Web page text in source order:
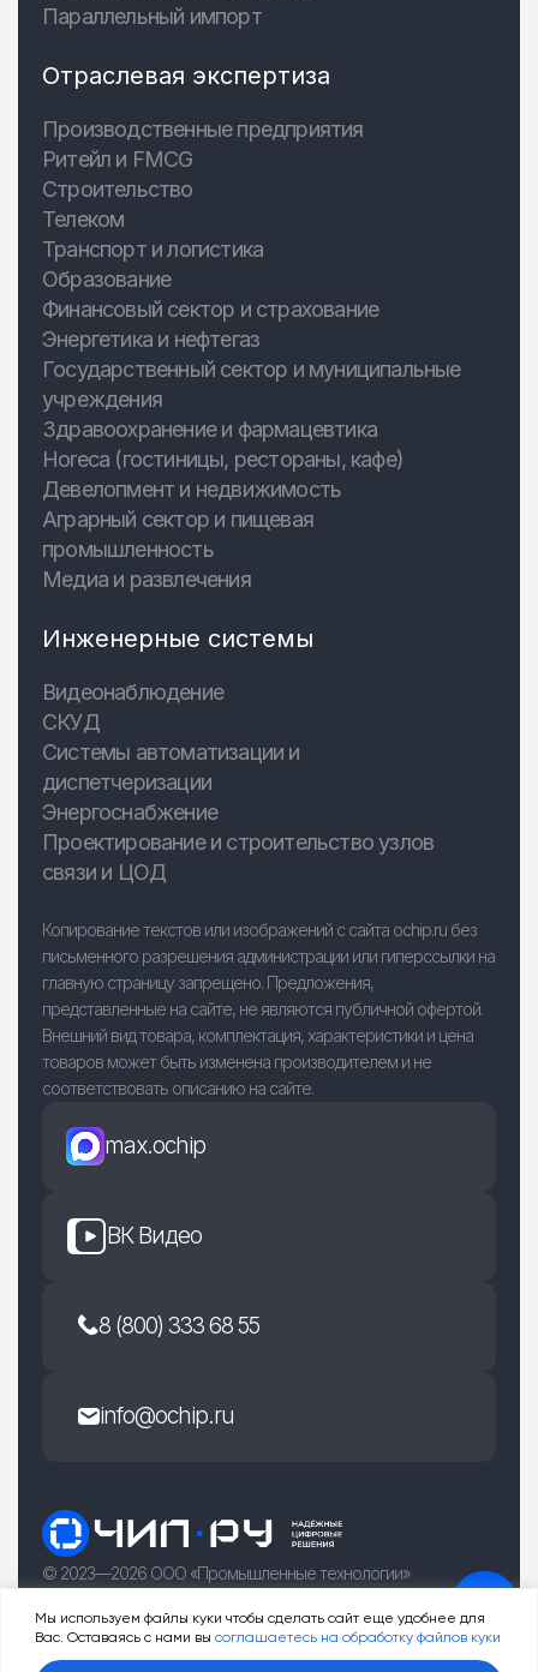
Мы используем файлы куки чтобы сделать сайт еще удобнее для
Вас. Оставаясь с нами вы соглашаетесь на обработку файлов куки
Параллельный импорт
Отраслевая экспертиза
Производственные предприятия
Ритейл и FMCG
Строительство
Телеком
Транспорт и логистика
Образование
Финансовый сектор и страхование
Энергетика и нефтегаз
Государственный сектор и муниципальные
учреждения
Здравоохранение и фармацевтика
Horeca (гостиницы, рестораны, кафе)
Девелопмент и недвижимость
Аграрный сектор и пищевая
промышленность
Медиа и развлечения
Инженерные системы
Видеонаблюдение
СКУД
Системы автоматизации и
диспетчеризации
Энергоснабжение
Проектирование и строительство узлов
связи и ЦОД
Копирование текстов или изображений с сайта ochip.ru без
письменного разрешения администрации или гиперссылки на
главную страницу запрещено. Предложения,
представленные на сайте, не являются публичной офертой.
Внешний вид товара, комплектация, характеристики и цена
товаров может быть изменена производителем и не
соответствовать описанию на сайте.
max.ochip
ВК Видео
8 (800) 333 68 55
info@ochip.ru
© 2023—2026 ООО «Промышленные технологии»